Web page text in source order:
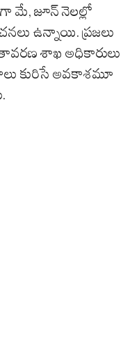
మే, జూన్ నెలల్లో
ఉన్నాయి. ప్రజలు
శాఖ అధికారులు
కురిసే అవకాశమూ